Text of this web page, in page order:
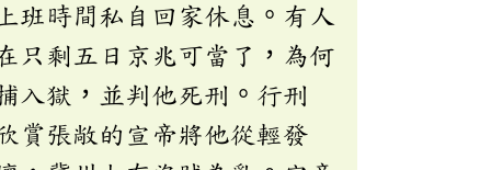
班時間私自回家休息。有人
只剩五日京兆可當了，為何
入獄，並判他死刑。行刑
賞張敞的宣帝將他從輕發